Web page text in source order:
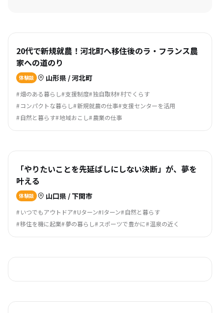
20代で新規就農！河北町へ移住後のラ・フランス農
家への道のり
体験談 山形県 / 河北町
畑のある暮らし 支援制度 独自取材 村でくらす
コンパクトな暮らし 新規就農の仕事 支援センターを活用
自然と暮らす 地域おこし 農業の仕事
「やりたいことを先延ばしにしない決断」が、夢を
叶える
体験談 山口県 / 下関市
いつでもアウトドア Uターン Iターン 自然と暮らす
移住を機に起業 夢の暮らし スポーツで豊かに 温泉の近く